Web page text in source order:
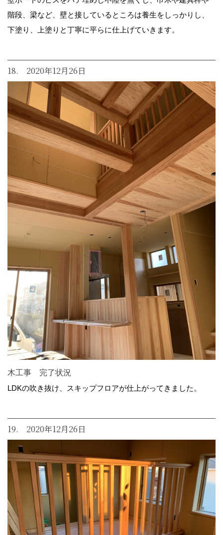
階段、梁など、壁と接しているところは養生をしっかりし、
下塗り、上塗りと丁寧に平らに仕上げていきます。
18. 2020年12月26日
木工事 完了状況
LDKの吹き抜け、スキップフロアが仕上がってきました。
19. 2020年12月26日